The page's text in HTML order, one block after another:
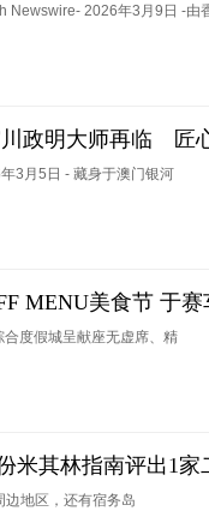
Newswire- 2026年3月9日 -由
川政明大师再临 匠
3月5日 - 藏身于澳门银河
MENU美食节 于
度假城呈献座无虚席、精
米其林指南评出1
地区，还有宿务岛